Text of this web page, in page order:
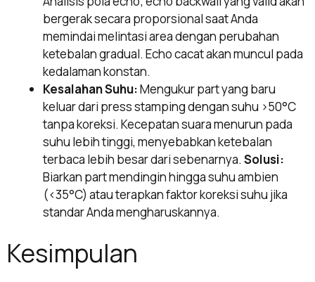
bergerak secara proporsional saat Anda
memindai melintasi area dengan perubahan
ketebalan gradual. Echo cacat akan muncul pada
kedalaman konstan.
Kesalahan Suhu:Mengukur part yang baru
keluar dari press stamping dengan suhu >50°C
tanpa koreksi. Kecepatan suara menurun pada
suhu lebih tinggi, menyebabkan ketebalan
terbaca lebih besar dari sebenarnya. Solusi:
Biarkan part mendingin hingga suhu ambien
(<35°C) atau terapkan faktor koreksi suhu jika
standar Anda mengharuskannya.
Kesimpulan